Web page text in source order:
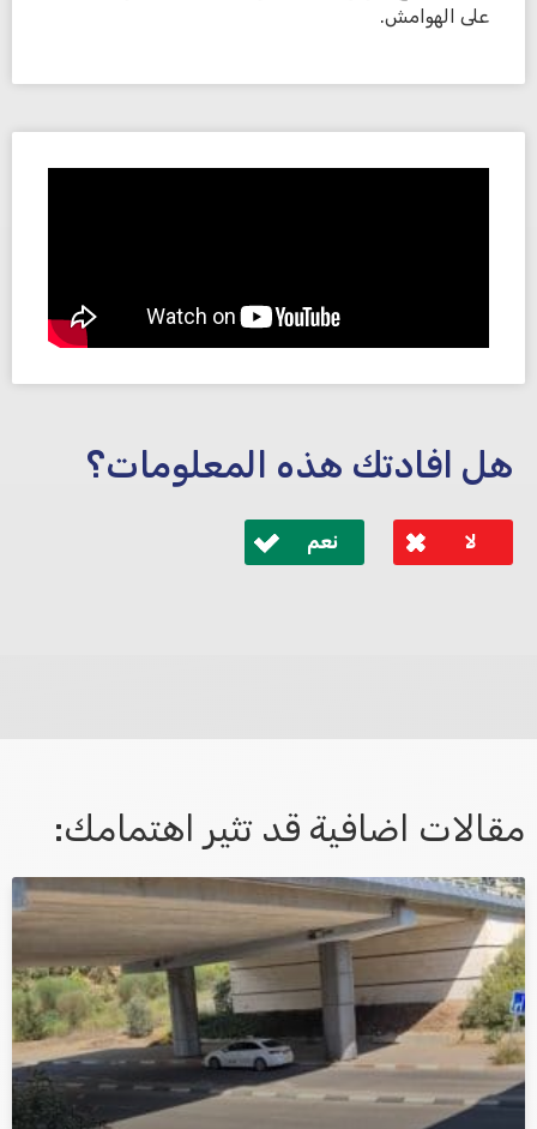
على الهوامش.
هل افادتك هذه المعلومات؟
لا نعم
אני מאשר/ת קבלת דיוור במייל ושימוש בפרטים בהתאם
למדיניות הפרטיות
مقالات اضافية قد تثير اهتمامك: